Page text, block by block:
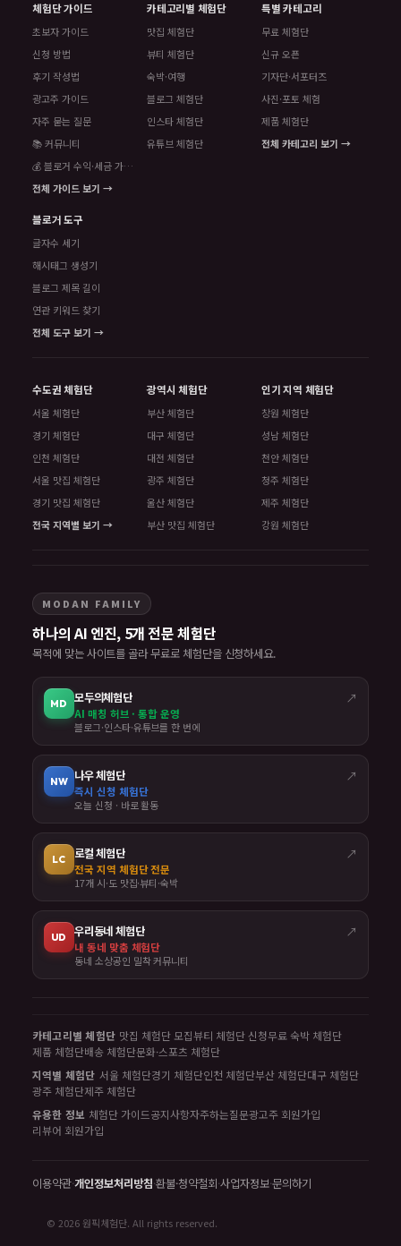
체험단 가이드
초보자 가이드
신청 방법
후기 작성법
광고주 가이드
자주 묻는 질문
📚 커뮤니티
💰 블로거 수익·세금 가이드
전체 가이드 보기 →
카테고리별 체험단
맛집 체험단
뷰티 체험단
숙박·여행
블로그 체험단
인스타 체험단
유튜브 체험단
특별 카테고리
무료 체험단
신규 오픈
기자단·서포터즈
사진·포토 체험
제품 체험단
전체 카테고리 보기 →
블로거 도구
글자수 세기
해시태그 생성기
블로그 제목 길이
연관 키워드 찾기
전체 도구 보기 →
수도권 체험단
서울 체험단
경기 체험단
인천 체험단
서울 맛집 체험단
경기 맛집 체험단
전국 지역별 보기 →
광역시 체험단
부산 체험단
대구 체험단
대전 체험단
광주 체험단
울산 체험단
부산 맛집 체험단
인기 지역 체험단
창원 체험단
성남 체험단
천안 체험단
청주 체험단
제주 체험단
강원 체험단
MODAN FAMILY
하나의 AI 엔진, 5개 전문 체험단
목적에 맞는 사이트를 골라 무료로 체험단을 신청하세요.
MD 모두의체험단 ↗
AI 매칭 허브 · 통합 운영
블로그·인스타·유튜브를 한 번에
NW 나우 체험단 ↗
즉시 신청 체험단
오늘 신청 · 바로 활동
LC 로컬 체험단 ↗
전국 지역 체험단 전문
17개 시·도 맛집·뷰티·숙박
UD 우리동네 체험단 ↗
내 동네 맞춤 체험단
동네 소상공인 밀착 커뮤니티
카테고리별 체험단 맛집 체험단 모집뷰티 체험단 신청무료 숙박 체험단
제품 체험단배송 체험단문화·스포츠 체험단
지역별 체험단 서울 체험단경기 체험단인천 체험단부산 체험단대구 체험단
광주 체험단제주 체험단
유용한 정보 체험단 가이드공지사항자주하는질문광고주 회원가입
리뷰어 회원가입
이용약관·개인정보처리방침·환불·청약철회·사업자정보·문의하기
© 2026 원픽체험단. All rights reserved.